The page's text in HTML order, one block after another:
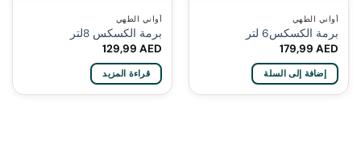
أواني الطهي
برمة الكسكس6 لتر
179,99AED
إضافة إلى السلة
أواني الطهي
برمة الكسكس 8لتر
129,99AED
قراءة المزيد